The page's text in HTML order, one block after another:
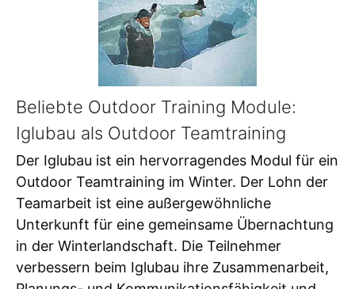
Beliebte Outdoor Training Module:
Iglubau als Outdoor Teamtraining
Der Iglubau ist ein hervorragendes Modul für ein
Outdoor Teamtraining im Winter. Der Lohn der
Teamarbeit ist eine außergewöhnliche
Unterkunft für eine gemeinsame Übernachtung
in der Winterlandschaft. Die Teilnehmer
verbessern beim Iglubau ihre Zusammenarbeit,